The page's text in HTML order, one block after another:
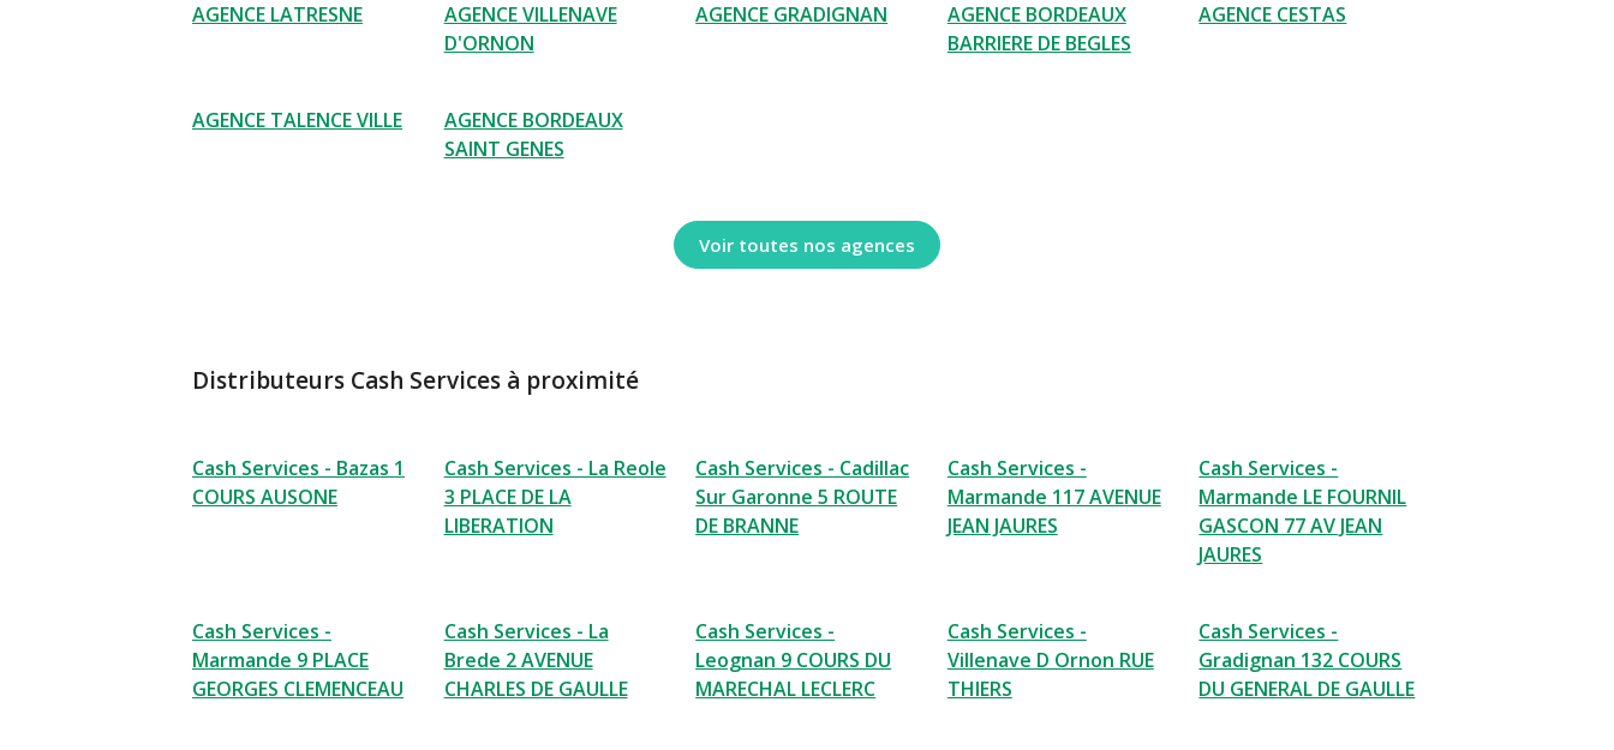
AGENCE LATRESNE
AGENCE VILLENAVE
D'ORNON
AGENCE GRADIGNAN
AGENCE BORDEAUX
BARRIERE DE BEGLES
AGENCE CESTAS
AGENCE TALENCE VILLE
AGENCE BORDEAUX
SAINT GENES
Voir toutes nos agences
Distributeurs Cash Services à proximité
Cash Services - Bazas 1
COURS AUSONE
Cash Services - La Reole
3 PLACE DE LA
LIBERATION
Cash Services - Cadillac
Sur Garonne 5 ROUTE
DE BRANNE
Cash Services -
Marmande 117 AVENUE
JEAN JAURES
Cash Services -
Marmande LE FOURNIL
GASCON 77 AV JEAN
JAURES
Cash Services -
Marmande 9 PLACE
GEORGES CLEMENCEAU
Cash Services - La
Brede 2 AVENUE
CHARLES DE GAULLE
Cash Services -
Leognan 9 COURS DU
MARECHAL LECLERC
Cash Services -
Villenave D Ornon RUE
THIERS
Cash Services -
Gradignan 132 COURS
DU GENERAL DE GAULLE